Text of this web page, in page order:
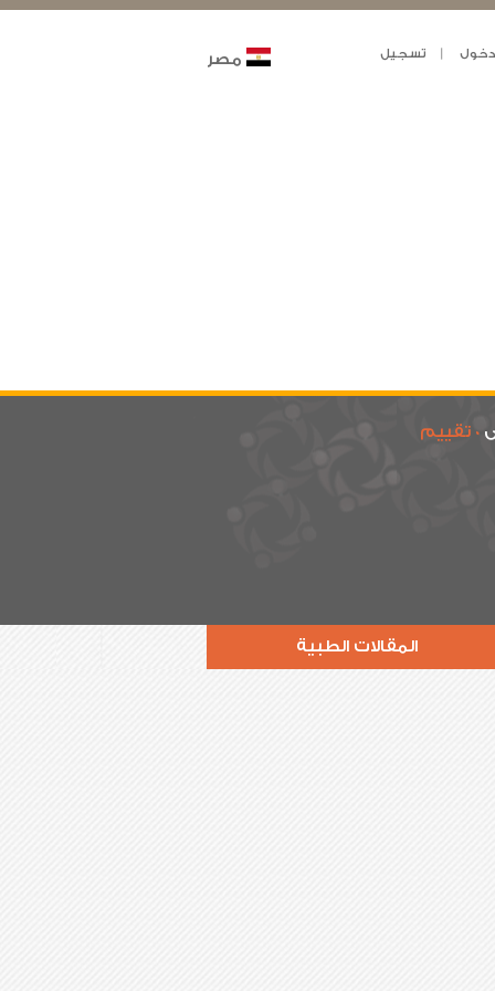
دخول تسجيل مصر
0 تقييم
المقالات الطبية